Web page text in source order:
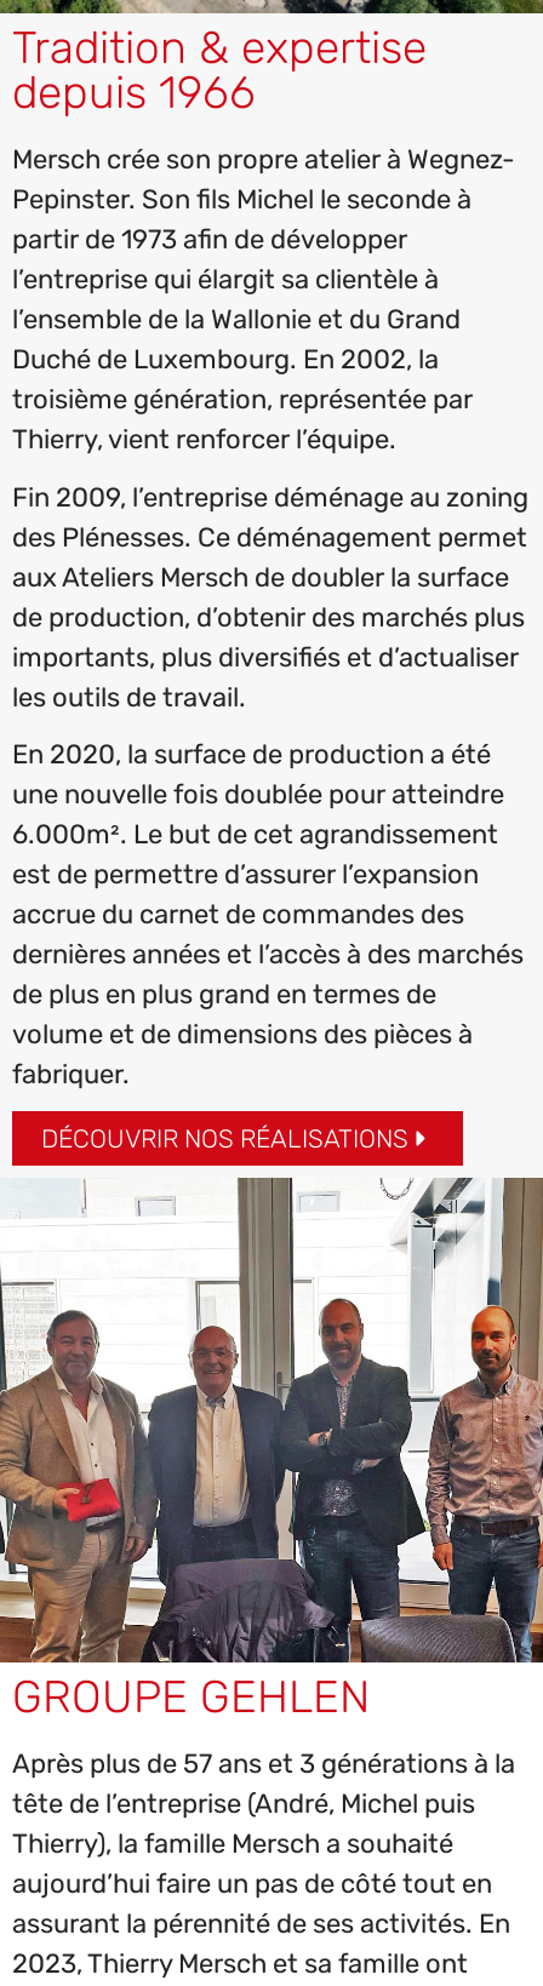
Tradition & expertise
depuis 1966
Mersch crée son propre atelier à Wegnez-
Pepinster. Son fils Michel le seconde à
partir de 1973 afin de développer
l’entreprise qui élargit sa clientèle à
l’ensemble de la Wallonie et du Grand
Duché de Luxembourg. En 2002, la
troisième génération, représentée par
Thierry, vient renforcer l’équipe.
Fin 2009, l’entreprise déménage au zoning
des Plénesses. Ce déménagement permet
aux Ateliers Mersch de doubler la surface
de production, d’obtenir des marchés plus
importants, plus diversifiés et d’actualiser
les outils de travail.
En 2020, la surface de production a été
une nouvelle fois doublée pour atteindre
6.000m². Le but de cet agrandissement
est de permettre d’assurer l’expansion
accrue du carnet de commandes des
dernières années et l’accès à des marchés
de plus en plus grand en termes de
volume et de dimensions des pièces à
fabriquer.
DÉCOUVRIR NOS RÉALISATIONS
GROUPE GEHLEN
Après plus de 57 ans et 3 générations à la
tête de l’entreprise (André, Michel puis
Thierry), la famille Mersch a souhaité
aujourd’hui faire un pas de côté tout en
assurant la pérennité de ses activités. En
2023, Thierry Mersch et sa famille ont